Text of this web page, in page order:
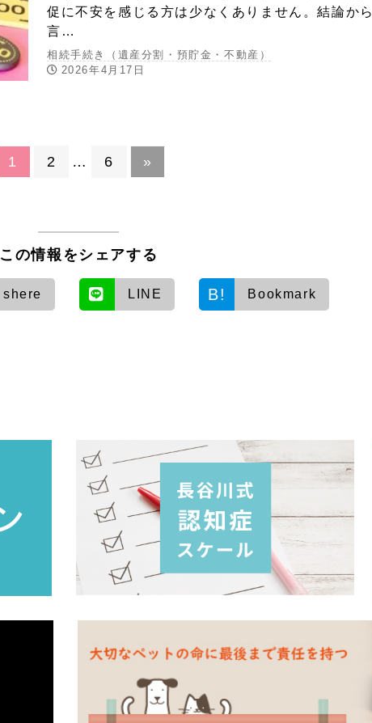
促に不安を感じる方は少なくありません。結論から
言…
相続手続き（遺産分割・預貯金・不動産）
2026年4月17日
1 2 … 6 »
この情報をシェアする
shere LINE Bookmark